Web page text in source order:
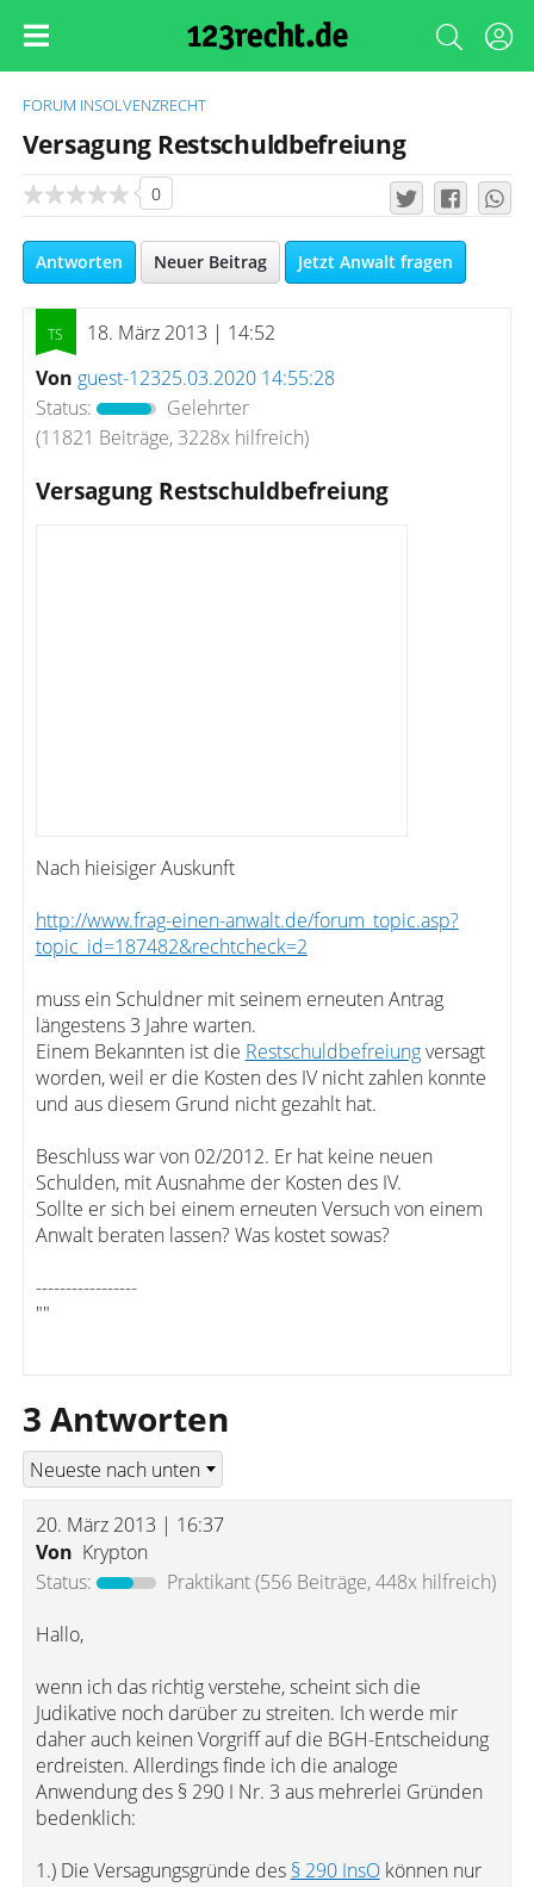
FORUM INSOLVENZRECHT
Versagung Restschuldbefreiung
0
Antworten Neuer Beitrag Jetzt Anwalt fragen
18. März 2013 | 14:52
Von guest-12325.03.2020 14:55:28
Status:
Gelehrter
(11821 Beiträge, 3228x hilfreich)
Versagung Restschuldbefreiung
Nach hieisiger Auskunft
http://www.frag-einen-anwalt.de/forum_topic.asp?
topic_id=187482&rechtcheck=2
muss ein Schuldner mit seinem erneuten Antrag
längestens 3 Jahre warten.
Einem Bekannten ist die Restschuldbefreiungversagt
worden, weil er die Kosten des IV nicht zahlen konnte
und aus diesem Grund nicht gezahlt hat.
Beschluss war von 02/2012. Er hat keine neuen
Schulden, mit Ausnahme der Kosten des IV.
Sollte er sich bei einem erneuten Versuch von einem
Anwalt beraten lassen? Was kostet sowas?
-----------------
""
3 Antworten
20. März 2013 | 16:37
Von Krypton
Status:
Praktikant(556 Beiträge, 448x hilfreich)
Hallo,
wenn ich das richtig verstehe, scheint sich die
Judikative noch darüber zu streiten. Ich werde mir
daher auch keinen Vorgriff auf die BGH-Entscheidung
erdreisten. Allerdings finde ich die analoge
Anwendung des § 290 I Nr. 3 aus mehrerlei Gründen
bedenklich:
1.) Die Versagungsgründe des § 290 InsOkönnen nur